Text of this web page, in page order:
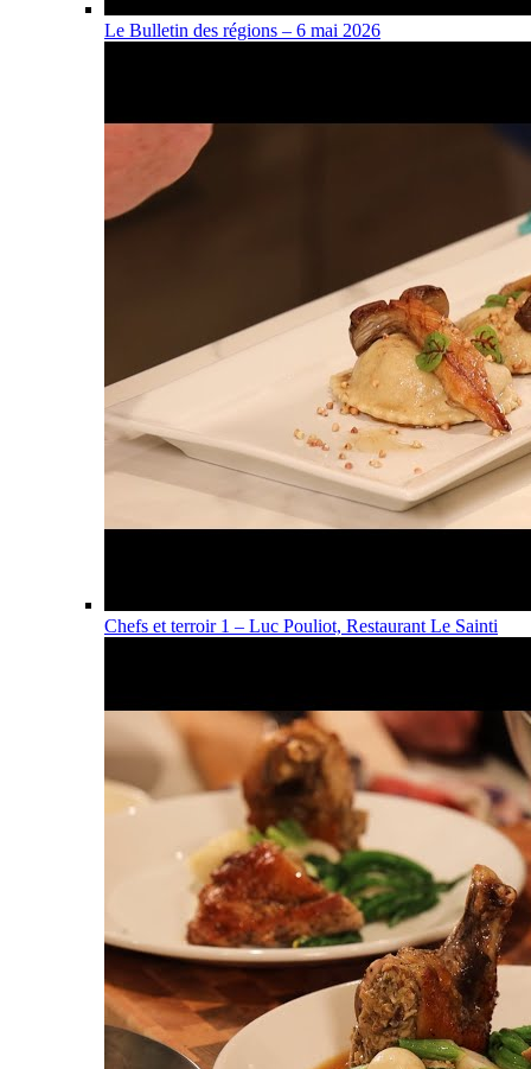
Le Bulletin des régions – 6 mai 2026
Chefs et terroir 1 – Luc Pouliot, Restaurant Le Sainti